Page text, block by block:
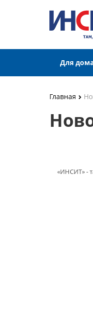
Для
Главная
«ИНСИТ» -